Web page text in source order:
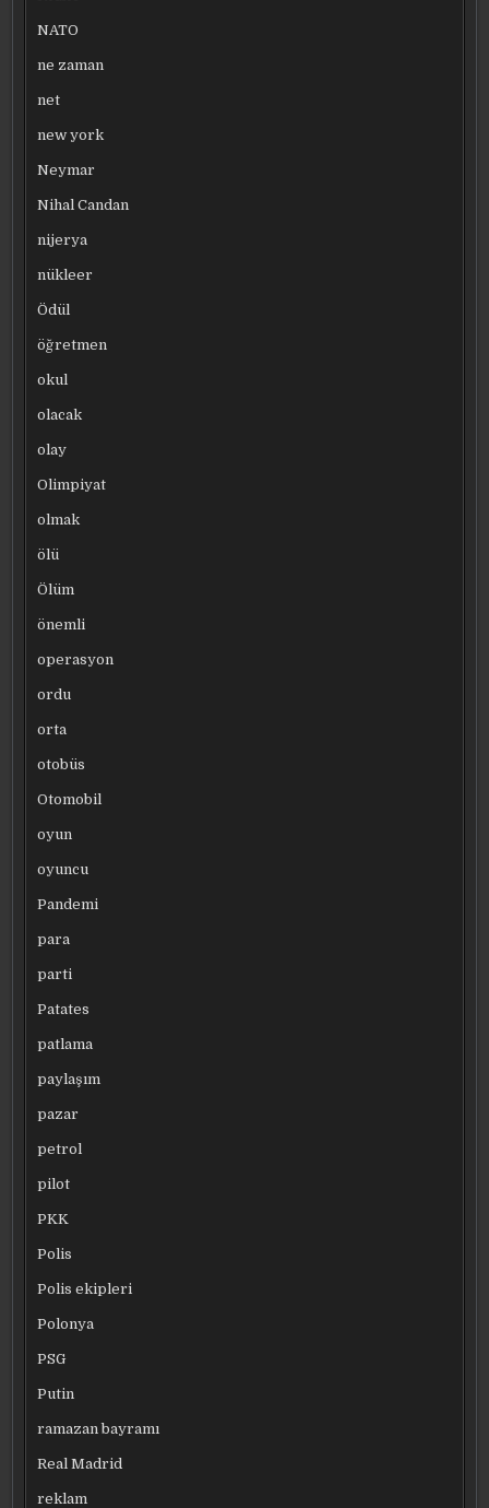
NATO
ne zaman
net
new york
Neymar
Nihal Candan
nijerya
nükleer
Ödül
öğretmen
okul
olacak
olay
Olimpiyat
olmak
ölü
Ölüm
önemli
operasyon
ordu
orta
otobüs
Otomobil
oyun
oyuncu
Pandemi
para
parti
Patates
patlama
paylaşım
pazar
petrol
pilot
PKK
Polis
Polis ekipleri
Polonya
PSG
Putin
ramazan bayramı
Real Madrid
reklam